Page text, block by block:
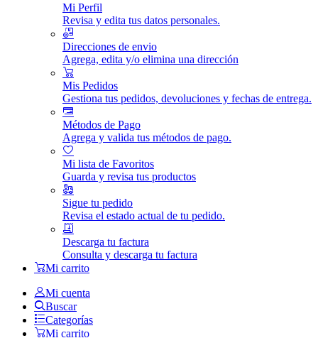
Mi Perfil
Revisa y edita tus datos personales.
Direcciones de envio
Agrega, edita y/o elimina una dirección
Mis Pedidos
Gestiona tus pedidos, devoluciones y fechas de entrega.
Métodos de Pago
Agrega y valida tus métodos de pago.
Mi lista de Favoritos
Guarda y revisa tus productos
Sigue tu pedido
Revisa el estado actual de tu pedido.
Descarga tu factura
Consulta y descarga tu factura
Mi carrito
Mi cuenta
Buscar
Categorías
Mi carrito